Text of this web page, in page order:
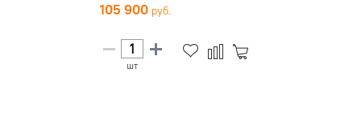
105 900
шт